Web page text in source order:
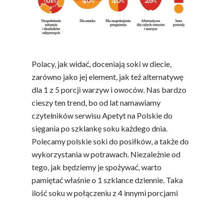
Polacy, jak widać, doceniają soki w diecie,
zarówno jako jej element, jak też alternatywę
dla 1 z 5 porcji warzyw i owoców. Nas bardzo
cieszy ten trend, bo od lat namawiamy
czytelników serwisu Apetyt na Polskie do
sięgania po szklankę soku każdego dnia.
Polecamy polskie soki do posiłków, a także do
wykorzystania w potrawach. Niezależnie od
tego, jak będziemy je spożywać, warto
pamiętać właśnie o 1 szklance dziennie. Taka
ilość soku w połączeniu z 4 innymi porcjami